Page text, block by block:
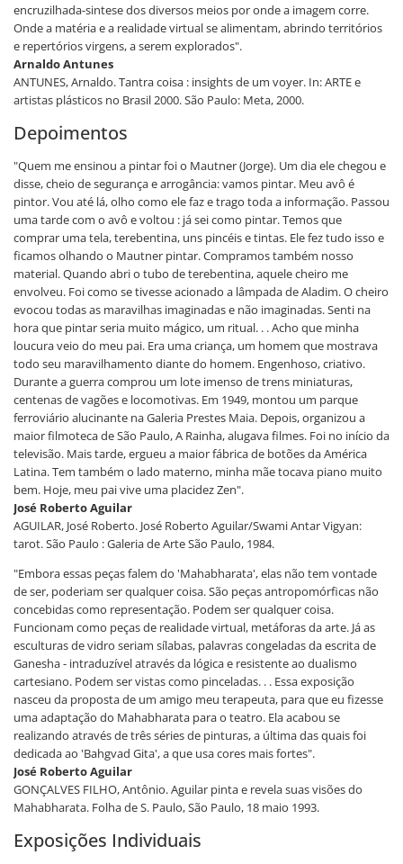
encruzilhada-sintese dos diversos meios por onde a imagem corre.
Onde a matéria e a realidade virtual se alimentam, abrindo territórios
e repertórios virgens, a serem explorados".
Arnaldo Antunes
ANTUNES, Arnaldo. Tantra coisa : insights de um voyer. In: ARTE e
artistas plásticos no Brasil 2000. São Paulo: Meta, 2000.
Depoimentos
"Quem me ensinou a pintar foi o Mautner (Jorge). Um dia ele chegou e
disse, cheio de segurança e arrogância: vamos pintar. Meu avô é
pintor. Vou até lá, olho como ele faz e trago toda a informação. Passou
uma tarde com o avô e voltou : já sei como pintar. Temos que
comprar uma tela, terebentina, uns pincéis e tintas. Ele fez tudo isso e
ficamos olhando o Mautner pintar. Compramos também nosso
material. Quando abri o tubo de terebentina, aquele cheiro me
envolveu. Foi como se tivesse acionado a lâmpada de Aladim. O cheiro
evocou todas as maravilhas imaginadas e não imaginadas. Senti na
hora que pintar seria muito mágico, um ritual. . . Acho que minha
loucura veio do meu pai. Era uma criança, um homem que mostrava
todo seu maravilhamento diante do homem. Engenhoso, criativo.
Durante a guerra comprou um lote imenso de trens miniaturas,
centenas de vagões e locomotivas. Em 1949, montou um parque
ferroviário alucinante na Galeria Prestes Maia. Depois, organizou a
maior filmoteca de São Paulo, A Rainha, alugava filmes. Foi no início da
televisão. Mais tarde, ergueu a maior fábrica de botões da América
Latina. Tem também o lado materno, minha mãe tocava piano muito
bem. Hoje, meu pai vive uma placidez Zen".
José Roberto Aguilar
AGUILAR, José Roberto. José Roberto Aguilar/Swami Antar Vigyan:
tarot. São Paulo : Galeria de Arte São Paulo, 1984.
"Embora essas peças falem do 'Mahabharata', elas não tem vontade
de ser, poderiam ser qualquer coisa. São peças antropomórficas não
concebidas como representação. Podem ser qualquer coisa.
Funcionam como peças de realidade virtual, metáforas da arte. Já as
esculturas de vidro seriam sílabas, palavras congeladas da escrita de
Ganesha - intraduzível através da lógica e resistente ao dualismo
cartesiano. Podem ser vistas como pinceladas. . . Essa exposição
nasceu da proposta de um amigo meu terapeuta, para que eu fizesse
uma adaptação do Mahabharata para o teatro. Ela acabou se
realizando através de três séries de pinturas, a última das quais foi
dedicada ao 'Bahgvad Gita', a que usa cores mais fortes".
José Roberto Aguilar
GONÇALVES FILHO, Antônio. Aguilar pinta e revela suas visões do
Mahabharata. Folha de S. Paulo, São Paulo, 18 maio 1993.
Exposições Individuais